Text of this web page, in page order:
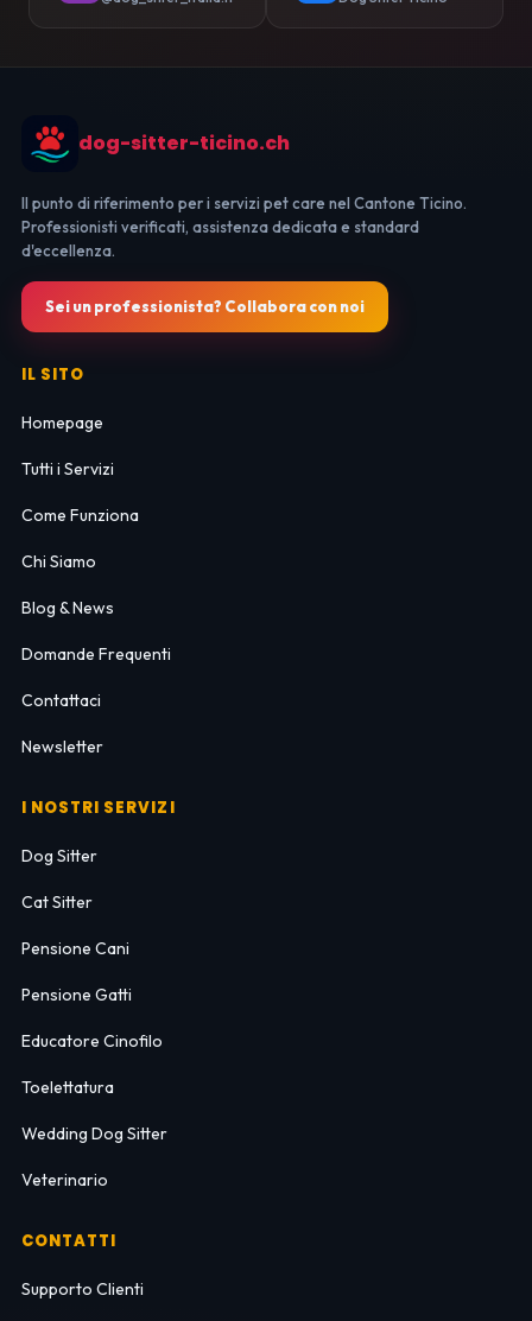
dog-sitter-ticino.ch
Il punto di riferimento per i servizi pet care nel Cantone Ticino.
Professionisti verificati, assistenza dedicata e standard
d'eccellenza.
Sei un professionista? Collabora con noi
IL SITO
Homepage
Tutti i Servizi
Come Funziona
Chi Siamo
Blog & News
Domande Frequenti
Contattaci
Newsletter
I NOSTRI SERVIZI
Dog Sitter
Cat Sitter
Pensione Cani
Pensione Gatti
Educatore Cinofilo
Toelettatura
Wedding Dog Sitter
Veterinario
CONTATTI
Supporto Clienti